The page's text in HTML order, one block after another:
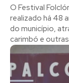
O Festival
realizado há 48
do município,
carimbó e